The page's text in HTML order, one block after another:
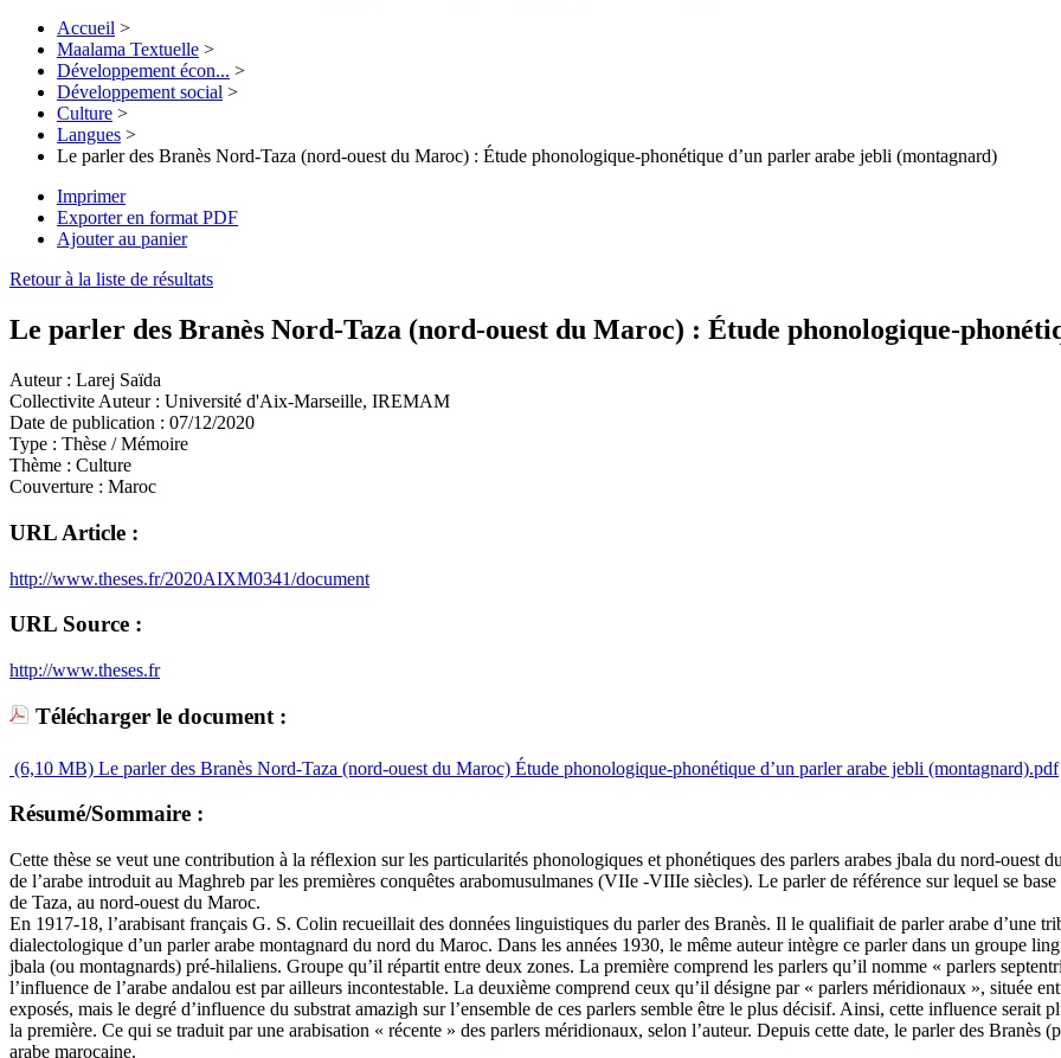
Accueil >
Maalama Textuelle >
Développement écon... >
Développement social >
Culture >
Langues >
Le parler des Branès Nord-Taza (nord-ouest du Maroc) : Étude phonologique-phonétique d’un parler arabe jebli (montagnard)
Imprimer
Exporter en format PDF
Ajouter au panier
Retour à la liste de résultats
Le parler des Branès Nord-Taza (nord-ouest du Maroc) : Étude phonologique-
Auteur : Larej Saïda
Collectivite Auteur : Université d'Aix-Marseille, IREMAM
Date de publication : 07/12/2020
Type : Thèse / Mémoire
Thème : Culture
Couverture : Maroc
URL Article :
http://www.theses.fr/2020AIXM0341/document
URL Source :
http://www.theses.fr
Télécharger le document :
(6,10 MB) Le parler des Branès Nord-Taza (nord-ouest du Maroc) Étude phonologique-phonétique d’un parler arabe jebli (montagnard).pdf
Résumé/Sommaire :
Cette thèse se veut une contribution à la réflexion sur les particularités phonologiques et phonétiques des parlers arabes jbala du nord-ouest
de l’arabe introduit au Maghreb par les premières conquêtes arabomusulmanes (VIIe -VIIIe siècles). Le parler de référence sur lequel se
de Taza, au nord-ouest du Maroc.
En 1917-18, l’arabisant français G. S. Colin recueillait des données linguistiques du parler des Branès. Il le qualifiait de parler arabe d’une
dialectologique d’un parler arabe montagnard du nord du Maroc. Dans les années 1930, le même auteur intègre ce parler dans un groupe
jbala (ou montagnards) pré-hilaliens. Groupe qu’il répartit entre deux zones. La première comprend les parlers qu’il nomme « parlers
l’influence de l’arabe andalou est par ailleurs incontestable. La deuxième comprend ceux qu’il désigne par « parlers méridionaux », située
exposés, mais le degré d’influence du substrat amazigh sur l’ensemble de ces parlers semble être le plus décisif. Ainsi, cette influence serait
la première. Ce qui se traduit par une arabisation « récente » des parlers méridionaux, selon l’auteur. Depuis cette date, le parler des
arabe marocaine.